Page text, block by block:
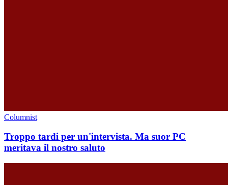
Columnist
Troppo tardi per un'intervista. Ma suor PC
meritava il nostro saluto